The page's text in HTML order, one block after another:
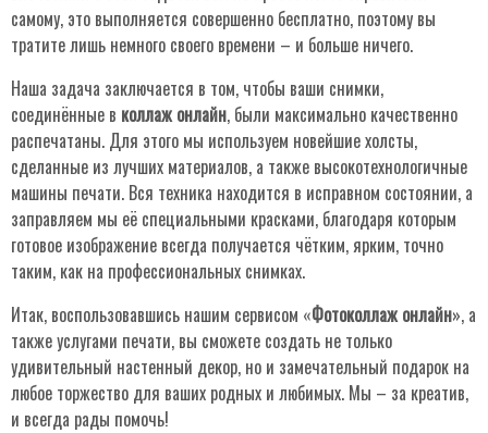
самому, это выполняется совершенно бесплатно, поэтому вы
тратите лишь немного своего времени – и больше ничего.
Наша задача заключается в том, чтобы ваши снимки,
соединённые в коллаж онлайн, были максимально качественно
распечатаны. Для этого мы используем новейшие холсты,
сделанные из лучших материалов, а также высокотехнологичные
машины печати. Вся техника находится в исправном состоянии, а
заправляем мы её специальными красками, благодаря которым
готовое изображение всегда получается чётким, ярким, точно
таким, как на профессиональных снимках.
Итак, воспользовавшись нашим сервисом «Фотоколлаж онлайн», а
также услугами печати, вы сможете создать не только
удивительный настенный декор, но и замечательный подарок на
любое торжество для ваших родных и любимых. Мы – за креатив,
и всегда рады помочь!